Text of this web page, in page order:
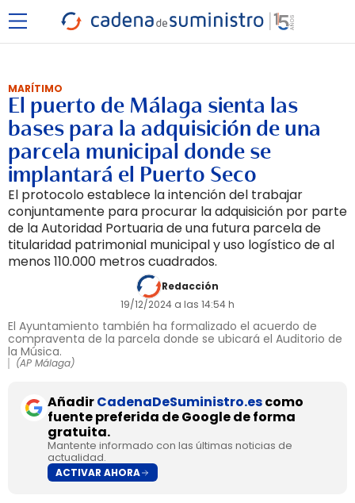
MARÍTIMO
El puerto de Málaga sienta las
bases para la adquisición de una
parcela municipal donde se
implantará el Puerto Seco
El protocolo establece la intención del trabajar
conjuntamente para procurar la adquisición por parte
de la Autoridad Portuaria de una futura parcela de
titularidad patrimonial municipal y uso logístico de al
menos 110.000 metros cuadrados.
Redacción
19/12/2024 a las 14:54 h
El Ayuntamiento también ha formalizado el acuerdo de
compraventa de la parcela donde se ubicará el Auditorio de
la Música.
(AP Málaga)
AñadirCadenaDeSuministro.escomo
fuente preferida de Google de forma
gratuita.
Mantente informado con las últimas noticias de
actualidad.
ACTIVAR AHORA